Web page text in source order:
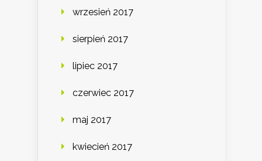
wrzesień 2017
sierpień 2017
lipiec 2017
czerwiec 2017
maj 2017
kwiecień 2017